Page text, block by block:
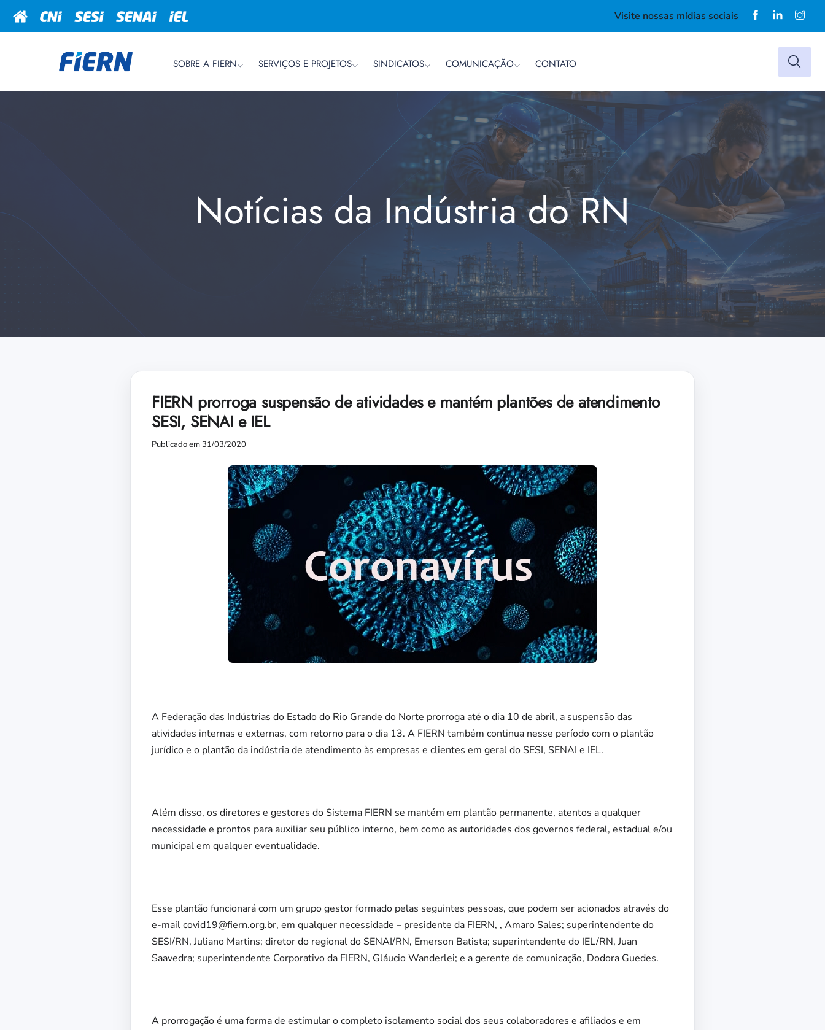
Visite nossas mídias sociais
SOBRE A FIERN SERVIÇOS E PROJETOS SINDICATOS COMUNICAÇÃO CONTATO
Notícias da Indústria do RN
FIERN prorroga suspensão de atividades e mantém plantões de atendimento
SESI, SENAI e IEL
Publicado em 31/03/2020
A Federação das Indústrias do Estado do Rio Grande do Norte prorroga até o dia 10 de abril, a suspensão das
atividades internas e externas, com retorno para o dia 13. A FIERN também continua nesse período com o plantão
jurídico e o plantão da indústria de atendimento às empresas e clientes em geral do SESI, SENAI e IEL.
Além disso, os diretores e gestores do Sistema FIERN se mantém em plantão permanente, atentos a qualquer
necessidade e prontos para auxiliar seu público interno, bem como as autoridades dos governos federal, estadual e/ou
municipal em qualquer eventualidade.
Esse plantão funcionará com um grupo gestor formado pelas seguintes pessoas, que podem ser acionados através do
e-mail covid19@fiern.org.br, em qualquer necessidade – presidente da FIERN, , Amaro Sales; superintendente do
SESI/RN, Juliano Martins; diretor do regional do SENAI/RN, Emerson Batista; superintendente do IEL/RN, Juan
Saavedra; superintendente Corporativo da FIERN, Gláucio Wanderlei; e a gerente de comunicação, Dodora Guedes.
A prorrogação é uma forma de estimular o completo isolamento social dos seus colaboradores e afiliados e em